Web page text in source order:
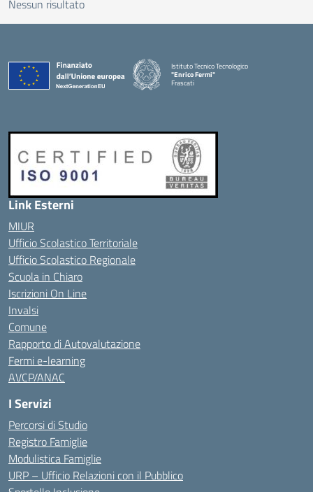
Nessun risultato
Istituto Tecnico Tecnologico
"Enrico Fermi"
Frascati
Link Esterni
MIUR
Ufficio Scolastico Territoriale
Ufficio Scolastico Regionale
Scuola in Chiaro
Iscrizioni On Line
Invalsi
Comune
Rapporto di Autovalutazione
Fermi e-learning
AVCP/ANAC
I Servizi
Percorsi di Studio
Registro Famiglie
Modulistica Famiglie
URP – Ufficio Relazioni con il Pubblico